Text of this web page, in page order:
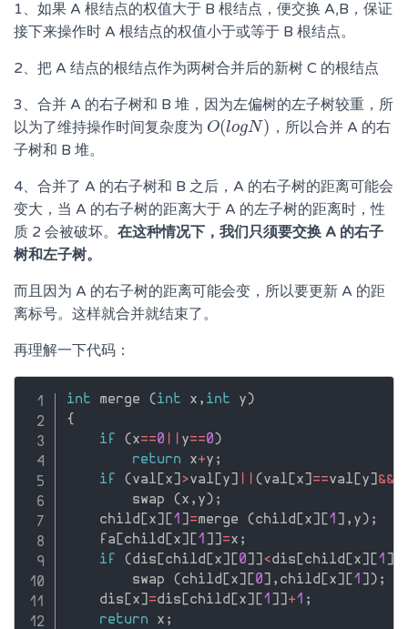
1、如果 A 根结点的权值大于 B 根结点，便交换 A,B，保证
接下来操作时 A 根结点的权值小于或等于 B 根结点。
2、把 A 结点的根结点作为两树合并后的新树 C 的根结点
3、合并 A 的右子树和 B 堆，因为左偏树的左子树较重，所
以为了维持操作时间复杂度为 O(logN)
O(logN)
，所以合并 A 的右
子树和 B 堆。
4、合并了 A 的右子树和 B 之后，A 的右子树的距离可能会
变大，当 A 的右子树的距离大于 A 的左子树的距离时，性
质 2 会被破坏。 在这种情况下，我们只须要交换 A 的右子
树和左子树。
而且因为 A 的右子树的距离可能会变，所以要更新 A 的距
离标号。这样就合并就结束了。
再理解一下代码：
int merge (int x , int y)
{
if
(x==0 || y==0)
return x+y ;
if
(val [x] >val [y] || (val [x] ==val [y] &&
        swap
(x , y) ;
    child
[x] [1 ] =merge (child [x] [1 ] , y) ;
    fa
[child [x] [1 ] ] =x ;
if
(dis [child [x] [0] ] <dis [child [x] [1 ]
        swap
(child [x] [0] , child [x] [1 ] ) ;
    dis
[x] =dis [child [x] [1 ] ] +1 ;
return x ;